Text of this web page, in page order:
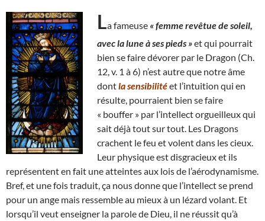
La fameuse « femme revêtue de soleil,
avec la lune à ses pieds »et qui pourrait
bien se faire dévorer par le Dragon (Ch.
12, v. 1 à 6) n’est autre que notre âme
dontla sensibilitéet l’intuition qui en
résulte, pourraient bien se faire
« bouffer » par l’intellect orgueilleux qui
sait déjà tout sur tout. Les Dragons
crachent le feu et volent dans les cieux.
Leur physique est disgracieux et ils
représentent en fait une atteintes aux lois de l’aérodynamisme.
Bref, et une fois traduit, ça nous donne que l’intellect se prend
pour un ange mais ressemble au mieux à un lézard volant. Et
lorsqu’il veut enseigner la parole de Dieu, il ne réussit qu’à